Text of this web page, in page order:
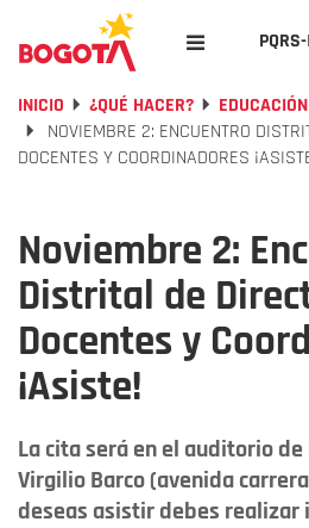
PQRS-
INICIO ¿QUÉ HACER?
EDUCACIÓN
NOVIEMBRE 2: ENCUENTRO
DOCENTES Y COORDINADORES
Noviembre 2:
Distrital de
Docentes y
¡Asiste!
La cita será en el auditorio
Virgilio Barco (avenida
deseas asistir debes realizar